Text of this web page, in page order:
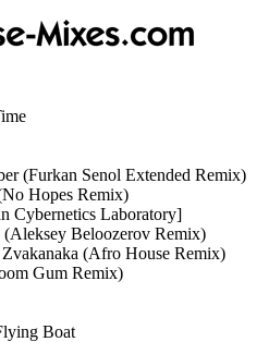
(Furkan Senol Extended Remix)
Hopes Remix)
Cybernetics Laboratory]
Beloozerov Remix)
(Afro House Remix)
Gum Remix)
Boat